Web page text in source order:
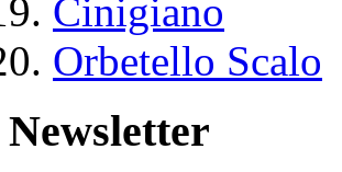
Cinigiano
Orbetello Scalo
Newsletter